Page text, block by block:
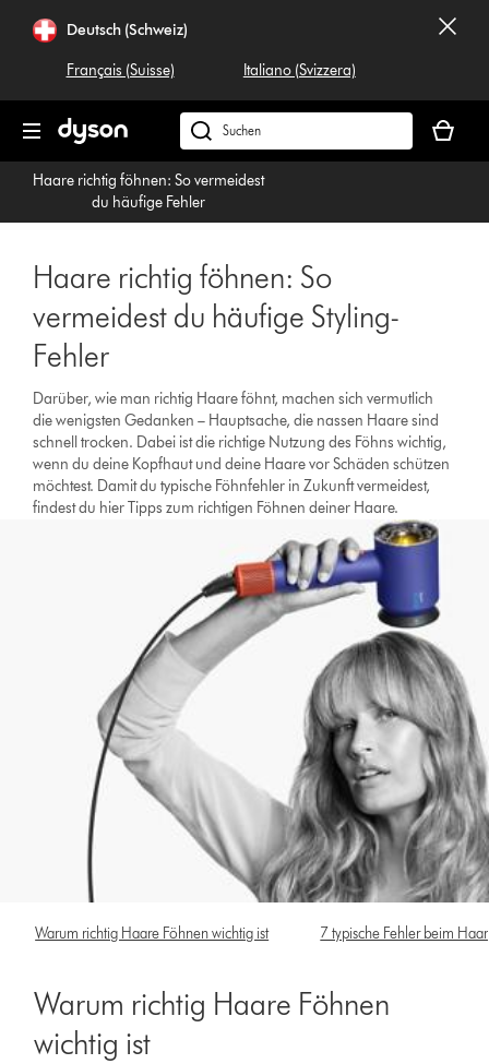
überspringenDeutsch (Schweiz)
Français (Suisse) Italiano (Svizzera)
Dyson.ch
durchsuchen
ist
Haare richtig föhnen: So vermeidest
du häufige Fehler
Haare richtig föhnen: So
vermeidest du häufige Styling-
Fehler
Darüber, wie man richtig Haare föhnt, machen sich vermutlich
die wenigsten Gedanken – Hauptsache, die nassen Haare sind
schnell trocken. Dabei ist die richtige Nutzung des Föhns wichtig,
wenn du deine Kopfhaut und deine Haare vor Schäden schützen
möchtest. Damit du typische Föhnfehler in Zukunft vermeidest,
findest du hier Tipps zum richtigen Föhnen deiner Haare.
Warum richtig Haare Föhnen wichtig ist 7 typische Fehler beim
Warum richtig Haare Föhnen
wichtig ist